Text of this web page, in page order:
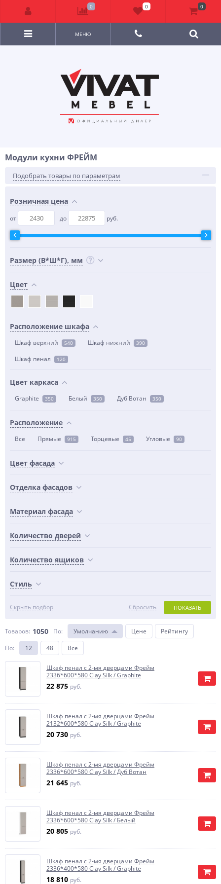
МЕНЮ
Модули кухни ФРЕЙМ
Подобрать товары по параметрам
Розничная цена
от до руб.
Размер (В*Ш*Г), мм
Цвет
Расположение шкафа
Шкаф верхний 540 Шкаф нижний 390
Шкаф пенал 120
Цвет каркаса
Graphite 350 Белый 350 Дуб Вотан 350
Расположение
Все Прямые 915 Торцевые 45 Угловые 90
Цвет фасада
Отделка фасадов
Материал фасада
Количество дверей
Количество ящиков
Стиль
Скрыть подбор ПОКАЗАТЬ
Сбросить
Товаров: 1050 По: Умолчанию Цене
Рейтингу
По: 12 48 Все
Шкаф пенал с 2-мя дверцами Фрейм
2336*600*580 Clay Silk / Graphite
22 875 руб.
Шкаф пенал с 2-мя дверцами Фрейм
2132*600*580 Clay Silk / Graphite
20 730 руб.
Шкаф пенал с 2-мя дверцами Фрейм
2336*600*580 Clay Silk / Дуб Вотан
21 645 руб.
Шкаф пенал с 2-мя дверцами Фрейм
2336*600*580 Clay Silk / Белый
20 805 руб.
Шкаф пенал с 2-мя дверцами Фрейм
2336*400*580 Clay Silk / Graphite
18 810 руб.
0 0 0